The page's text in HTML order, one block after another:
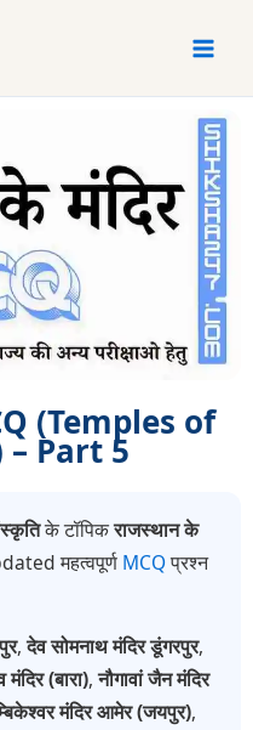
(Temples of
Part 5
के टॉपिकराजस्थान के
महत्वपूर्ण MCQप्रश्न
,देव सोमनाथ मंदिर डूंगरपुर,
(बारा),नौगावां जैन मंदिर
मंदिर आमेर (जयपुर),